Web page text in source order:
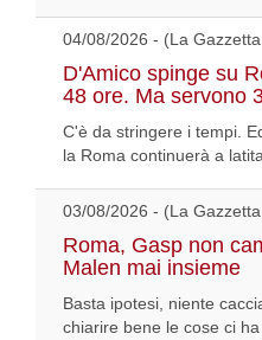
04/08/2026 - (La
D'Amico spinge su
48 ore. Ma servono
C'è da stringere i tempi.
la Roma continuerà a
03/08/2026 - (La
Roma, Gasp non
Malen mai insieme
Basta ipotesi, niente
chiarire bene le cose ci